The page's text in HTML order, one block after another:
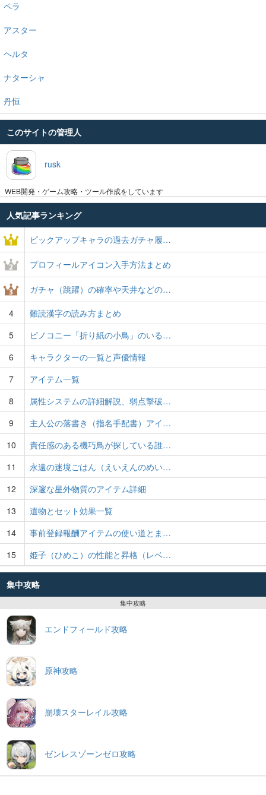
ペラ
アスター
ヘルタ
ナターシャ
丹恒
このサイトの管理人
rusk
開発・ゲーム攻略・ツール作成をしています
人気記事ランキング
ピックアップキャラの過去ガチャ履…
プロフィールアイコン入手方法まとめ
ガチャ（跳躍）の確率や天井などの…
4
難読漢字の読み方まとめ
5
ピノコニー「折り紙の小鳥」のいる…
6
キャラクターの一覧と声優情報
7
アイテム一覧
8
属性システムの詳細解説、弱点撃破…
9
主人公の落書き（指名手配書）アイ…
10
責任感のある機巧鳥が探している誰…
11
永遠の迷境ごはん（えいえんのめい…
12
深邃な星外物質のアイテム詳細
13
遺物とセット効果一覧
14
事前登録報酬アイテムの使い道とま…
15
姫子（ひめこ）の性能と昇格（レベ…
集中攻略
集中攻略
エンドフィールド攻略
原神攻略
崩壊スターレイル攻略
ゼンレスゾーンゼロ攻略